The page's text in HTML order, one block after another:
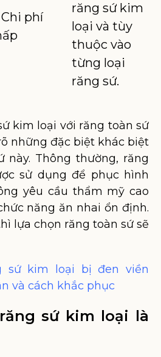
phí
răng sứ kim
loại và tùy
thuộc vào
từng loại
răng sứ.
kim loại với răng toàn sứ
những đặc biệt khác biệt
này. Thông thường, răng
sử dụng để phục hình
yêu cầu thẩm mỹ cao
năng ăn nhai ổn định.
lựa chọn răng toàn sứ sẽ
sứ kim loại bị đen viền
và cách khắc phục
sứ kim loại là